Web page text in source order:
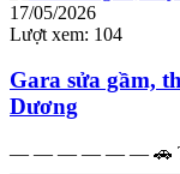
17/05/2026
Lượt xem: 104
Gara sửa gầm,
Dương
— — — — — — 🚗